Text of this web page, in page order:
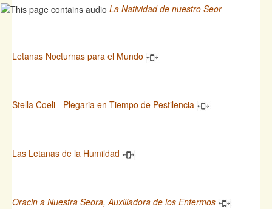
La Natividad de nuestro Seor
Letanas Nocturnas para el Mundo
Stella Coeli - Plegaria en Tiempo de Pestilencia
Las Letanas de la Humildad
Oracin a Nuestra Seora, Auxiliadora de los Enfermos